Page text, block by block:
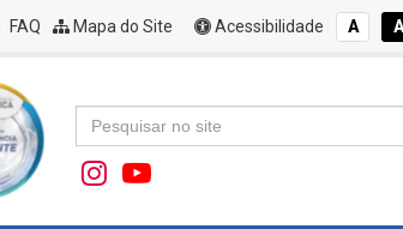
FAQ Mapa do Site Acessibilidade A A